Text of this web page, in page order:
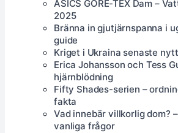
ASICS GORE-TEX Dam –
2025
Bränna in gjutjärnspanna i
guide
Kriget i Ukraina senaste
Erica Johansson och Tess
hjärnblödning
Fifty Shades-serien –
fakta
Vad innebär villkorlig dom?
vanliga frågor